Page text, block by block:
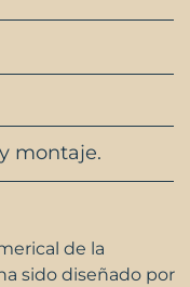
montaje.
de la
sido diseñado por